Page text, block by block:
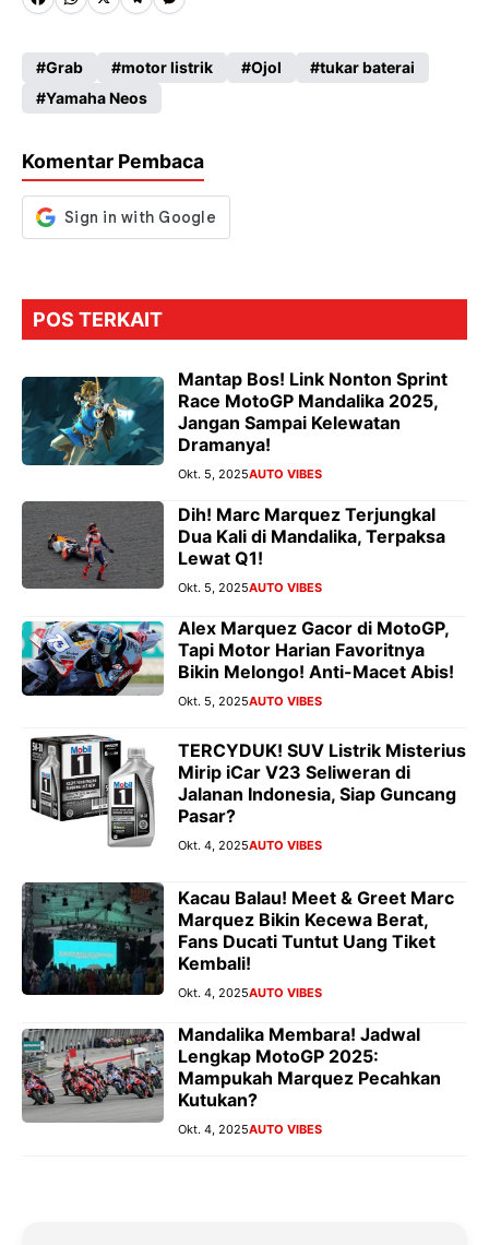
Fa
b
o
k
W
ts
A
p
X
Te
gr
a
M
se
n
er
Grab motor listrik Ojol
tukar baterai
Yamaha Neos
Komentar Pembaca
POS TERKAIT
Mantap Bos! Link Nonton Sprint
Race MotoGP Mandalika 2025,
Jangan Sampai Kelewatan
Dramanya!
Okt. 5, 2025AUTO VIBES
Dih! Marc Marquez Terjungkal
Dua Kali di Mandalika, Terpaksa
Lewat Q1!
Okt. 5, 2025AUTO VIBES
Alex Marquez Gacor di MotoGP,
Tapi Motor Harian Favoritnya
Bikin Melongo! Anti-Macet Abis!
Okt. 5, 2025AUTO VIBES
TERCYDUK! SUV Listrik Misterius
Mirip iCar V23 Seliweran di
Jalanan Indonesia, Siap Guncang
Pasar?
Okt. 4, 2025AUTO VIBES
Kacau Balau! Meet & Greet Marc
Marquez Bikin Kecewa Berat,
Fans Ducati Tuntut Uang Tiket
Kembali!
Okt. 4, 2025AUTO VIBES
Mandalika Membara! Jadwal
Lengkap MotoGP 2025:
Mampukah Marquez Pecahkan
Kutukan?
Okt. 4, 2025AUTO VIBES